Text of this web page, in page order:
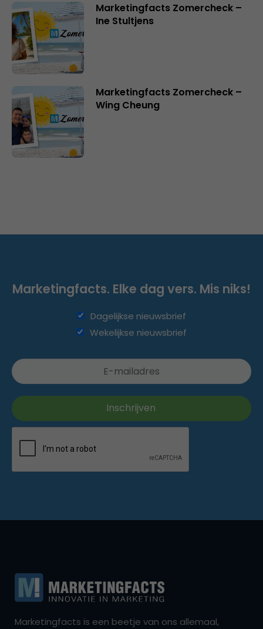
Marketingfacts Zomercheck –
Ine Stultjens
Marketingfacts Zomercheck –
Wing Cheung
Marketingfacts. Elke dag vers. Mis niks!
Dagelijkse nieuwsbrief
Wekelijkse nieuwsbrief
Marketingfacts is een beetje van ons allemaal,